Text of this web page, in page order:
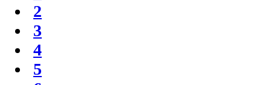
2
3
4
5